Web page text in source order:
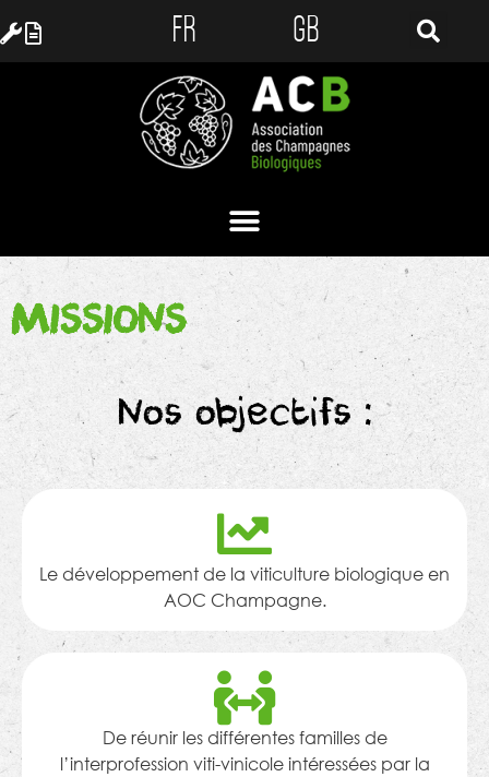
FR GB
MISSIONS
Nos objectifs :
Le développement de la viticulture biologique en
AOC Champagne.
De réunir les différentes familles de
l’interprofession viti-vinicole intéressées par la